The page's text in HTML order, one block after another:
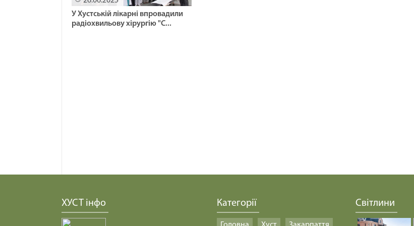
У Хустській лікарні впровадили
радіохвильову хірургію "С...
ХУСТ інфо Категорії Світлини